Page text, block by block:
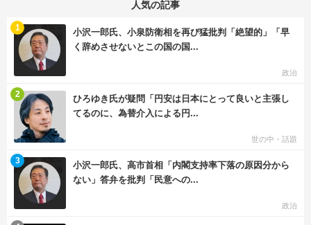
人気の記事
小沢一郎氏、小泉防衛相を再び猛批判「絶望的」「早
く辞めさせないとこの国の国...
政治
1
ひろゆき氏が疑問「円安は日本にとって良いと主張し
てるのに、為替介入による円...
世の中・話題
2
小沢一郎氏、高市首相「内閣支持率下落の原因分から
ない」答弁を批判「民意への...
政治
3